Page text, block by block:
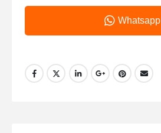
Whatsapp